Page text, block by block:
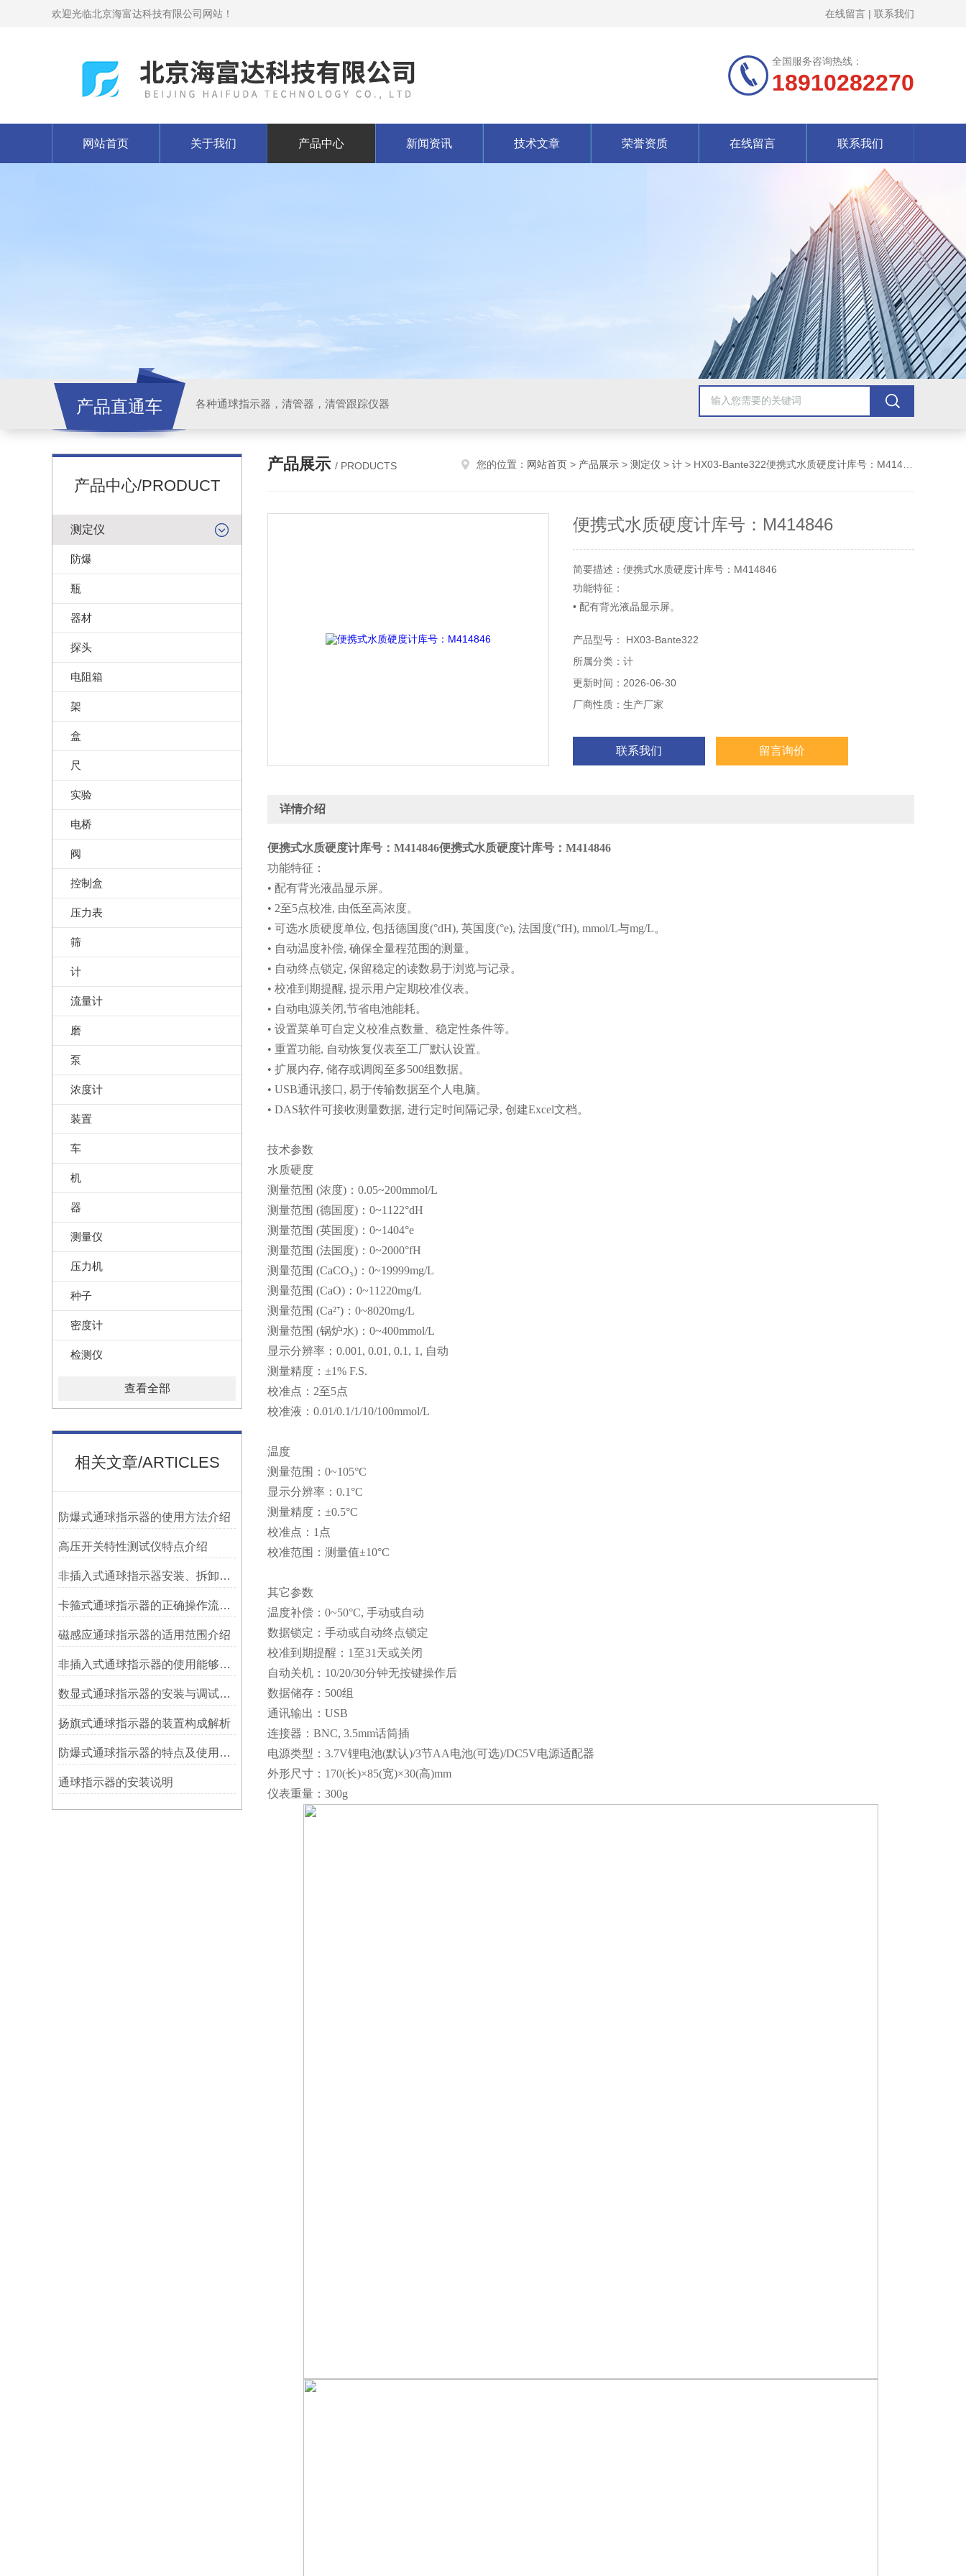
欢迎光临北京海富达科技有限公司网站！ 在线留言 | 联系我们
全国服务咨询热线：
18910282270
网站首页 关于我们 产品中心 新闻资讯 技术文章 荣誉资质 在线留言 联系我们
产品直通车 各种通球指示器，清管器，清管跟踪仪器
产品中心/PRODUCT
测定仪
防爆
瓶
器材
探头
电阻箱
架
盒
尺
实验
电桥
阀
控制盒
压力表
筛
计
流量计
磨
泵
浓度计
装置
车
机
器
测量仪
压力机
种子
密度计
检测仪
查看全部
相关文章/ARTICLES
防爆式通球指示器的使用方法介绍
高压开关特性测试仪特点介绍
非插入式通球指示器安装、拆卸灵活方便
卡箍式通球指示器的正确操作流程介绍
磁感应通球指示器的适用范围介绍
非插入式通球指示器的使用能够满足各类管道的要求
数显式通球指示器的安装与调试技巧
扬旗式通球指示器的装置构成解析
防爆式通球指示器的特点及使用方法
​通球指示器的安装说明
产品展示 / PRODUCTS 您的位置： 网站首页 > 产品展示 > 测定仪 > 计 > HX03-Bante322便携式水质硬度计库号：M414846
便携式水质硬度计库号：M414846
简要描述：便携式水质硬度计库号：M414846
功能特征：
• 配有背光液晶显示屏。
• 可选水质硬度单位, 包括德国度(°dH), 英国度(°e), 法国度(°fH), mmol/L与
mg/L。
产品型号： HX03-Bante322
所属分类：计
更新时间：2026-06-30
厂商性质：生产厂家
联系我们 留言询价
详情介绍
便携式水质硬度计库号：M414846便携式水质硬度计库号：M414846
功能特征：
• 配有背光液晶显示屏。
• 2至5点校准, 由低至高浓度。
• 可选水质硬度单位, 包括德国度(°dH), 英国度(°e), 法国度(°fH), mmol/L与mg/L。
• 自动温度补偿, 确保全量程范围的测量。
• 自动终点锁定, 保留稳定的读数易于浏览与记录。
• 校准到期提醒, 提示用户定期校准仪表。
• 自动电源关闭,节省电池能耗。
• 设置菜单可自定义校准点数量、稳定性条件等。
• 重置功能, 自动恢复仪表至工厂默认设置。
• 扩展内存, 储存或调阅至多500组数据。
• USB通讯接口, 易于传输数据至个人电脑。
• DAS软件可接收测量数据, 进行定时间隔记录, 创建Excel文档。
技术参数
水质硬度
测量范围 (浓度)：0.05~200mmol/L
测量范围 (德国度)：0~1122°dH
测量范围 (英国度)：0~1404°e
测量范围 (法国度)：0~2000°fH
测量范围 (CaCO₃)：0~19999mg/L
测量范围 (CaO)：0~11220mg/L
测量范围 (Ca²⁺)：0~8020mg/L
测量范围 (锅炉水)：0~400mmol/L
显示分辨率：0.001, 0.01, 0.1, 1, 自动
测量精度：±1% F.S.
校准点：2至5点
校准液：0.01/0.1/1/10/100mmol/L
温度
测量范围：0~105°C
显示分辨率：0.1°C
测量精度：±0.5°C
校准点：1点
校准范围：测量值±10°C
其它参数
温度补偿：0~50°C, 手动或自动
数据锁定：手动或自动终点锁定
校准到期提醒：1至31天或关闭
自动关机：10/20/30分钟无按键操作后
数据储存：500组
通讯输出：USB
连接器：BNC, 3.5mm话筒插
电源类型：3.7V锂电池(默认)/3节AA电池(可选)/DC5V电源适配器
外形尺寸：170(长)×85(宽)×30(高)mm
仪表重量：300g